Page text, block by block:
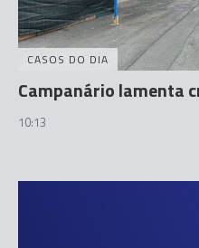
CASOS DO DIA
Campanário lamenta
10:13